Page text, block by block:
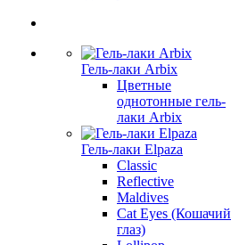
Гель-лаки Arbix
Цветные
однотонные гель-
лаки Arbix
Гель-лаки Elpaza
Classic
Reflective
Maldives
Cat Eyes (Кошачий
глаз)